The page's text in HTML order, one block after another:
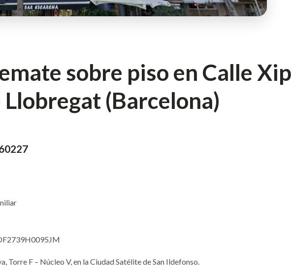
sobre piso en Calle
(Barcelona)
Torre F – Núcleo V, en la Ciudad Satélite de San Ildefonso.